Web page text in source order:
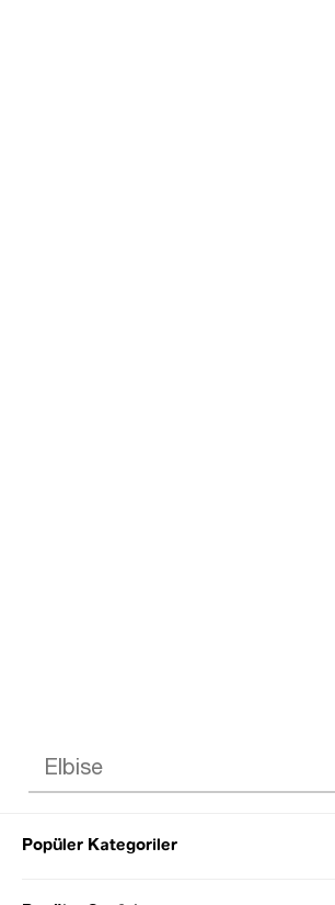
Popüler Kategoriler